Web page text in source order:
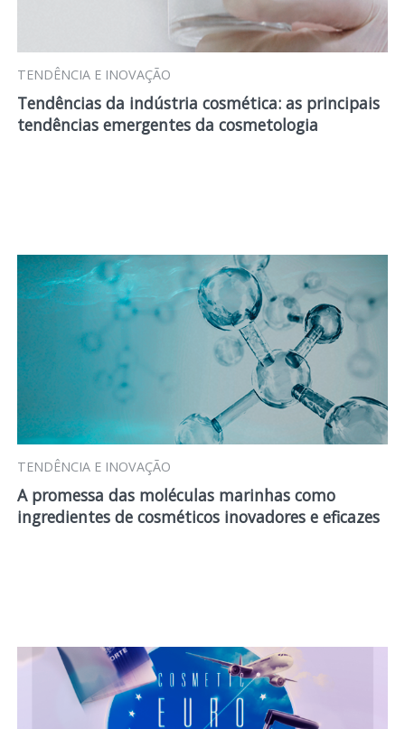
TENDÊNCIA E INOVAÇÃO
Tendências da indústria cosmética: as principais
tendências emergentes da cosmetologia
TENDÊNCIA E INOVAÇÃO
A promessa das moléculas marinhas como
ingredientes de cosméticos inovadores e eficazes